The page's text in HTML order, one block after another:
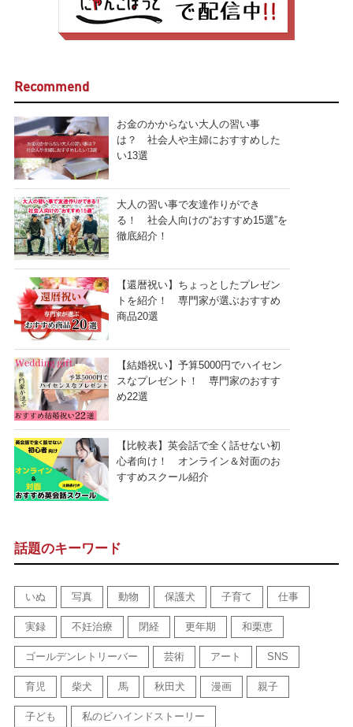
Recommend
お金のかからない大人の習い事
は？ 社会人や主婦におすすめした
い13選
大人の習い事で友達作りができ
る！ 社会人向けの“おすすめ15選”を
徹底紹介！
【還暦祝い】ちょっとしたプレゼン
トを紹介！ 専門家が選ぶおすすめ
商品20選
【結婚祝い】予算5000円でハイセン
スなプレゼント！ 専門家のおすす
め22選
【比較表】英会話で全く話せない初
心者向け！ オンライン＆対面のお
すすめスクール紹介
話題のキーワード
いぬ 写真 動物 保護犬 子育て 仕事
実録 不妊治療 閉経 更年期 和栗恵
ゴールデンレトリーバー 芸術 アート SNS
育児 柴犬 馬 秋田犬 漫画 親子
子ども 私のビハインドストーリー